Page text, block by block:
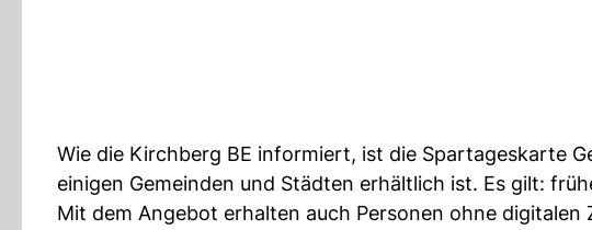
Wie die Kirchberg BE informiert, ist die Spartageskarte
einigen Gemeinden und Städten erhältlich ist. Es gilt:
Mit dem Angebot erhalten auch Personen ohne